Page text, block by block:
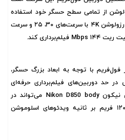
از تمامی سطح حسگر خود استفاده
می‌کند. این دوربین می‌تواند با رزولوشن ۴K با سرعت‌های ۳۰، ۲۵ و سرعت
با توجه به ابعاد بزرگ حسگر،
حد دوربین‌های فیلم‌برداری حرفه‌ای
می‌گردد. علاوه بر این دوربین نیکون Nikon D850 body می‌تواند در
رزولوشن Full HD با سرعت ۱۲۰ فریم بر ثانیه ویدئو‌های اسلوموشن